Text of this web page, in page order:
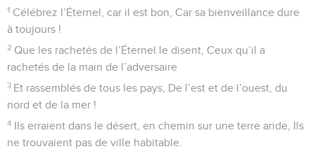
1 Célébrez l’Éternel, car il est bon, Car sa bienveillance dure
à toujours !
2 Que les rachetés de l’Éternel le disent, Ceux qu’il a
rachetés de la main de l’adversaire
3 Et rassemblés de tous les pays, De l’est et de l’ouest, du
nord et de la mer !
4 Ils erraient dans le désert, en chemin sur une terre aride, Ils
ne trouvaient pas de ville habitable.